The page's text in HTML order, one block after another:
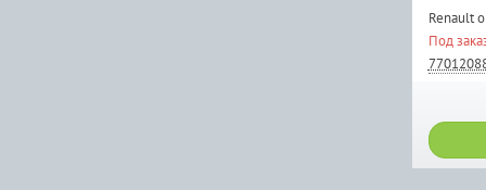
Renault
Под